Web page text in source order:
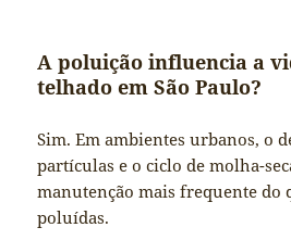
A poluição influencia a
telhado em São Paulo?
Sim. Em ambientes urbanos, o
partículas e o ciclo de molha-
manutenção mais frequente do
poluídas.